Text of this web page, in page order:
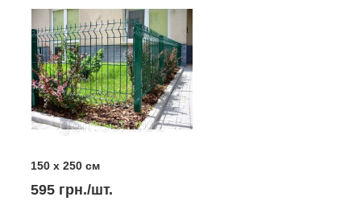
150 х 250 см
595 грн./шт.